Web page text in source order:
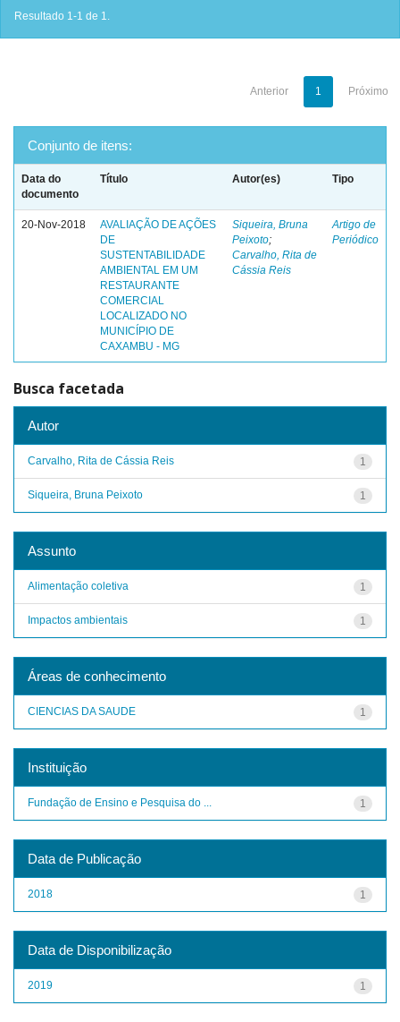
Resultado 1-1 de 1.
Anterior 1 Próximo
Conjunto de itens:
Data do
documento
Título Autor(es) Tipo
20-Nov-2018
AVALIAÇÃO DE AÇÕES
DE
SUSTENTABILIDADE
AMBIENTAL EM UM
RESTAURANTE
COMERCIAL
LOCALIZADO NO
MUNICÍPIO DE
CAXAMBU - MG
Siqueira, Bruna
Peixoto;
Carvalho, Rita de
Cássia Reis
Artigo de
Periódico
Busca facetada
Autor
1
Carvalho, Rita de Cássia Reis
1
Siqueira, Bruna Peixoto
Assunto
1
Alimentação coletiva
1
Impactos ambientais
Áreas de conhecimento
1
CIENCIAS DA SAUDE
Instituição
1
Fundação de Ensino e Pesquisa do ...
Data de Publicação
1
2018
Data de Disponibilização
1
2019